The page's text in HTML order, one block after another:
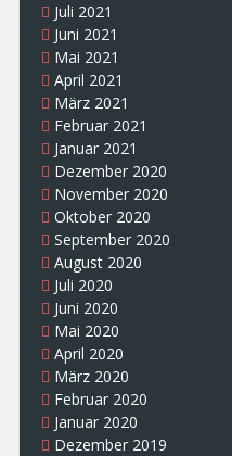
Juli 2021
Juni 2021
Mai 2021
April 2021
März 2021
Februar 2021
Januar 2021
Dezember 2020
November 2020
Oktober 2020
September 2020
August 2020
Juli 2020
Juni 2020
Mai 2020
April 2020
März 2020
Februar 2020
Januar 2020
Dezember 2019